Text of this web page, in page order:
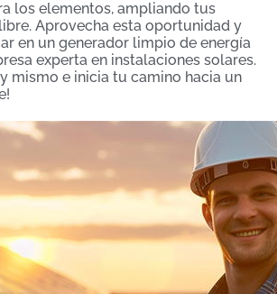
los elementos, ampliando tus
Aprovecha esta oportunidad y
en un generador limpio de energía
experta en instalaciones solares.
mismo e inicia tu camino hacia un